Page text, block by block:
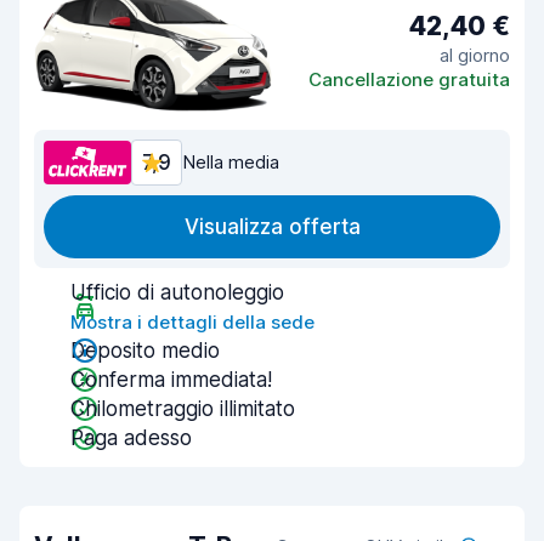
42,40 €
al giorno
Cancellazione gratuita
7,9 Nella media
Visualizza offerta
Ufficio di autonoleggio
Mostra i dettagli della sede
Deposito medio
Conferma immediata!
Chilometraggio illimitato
Paga adesso